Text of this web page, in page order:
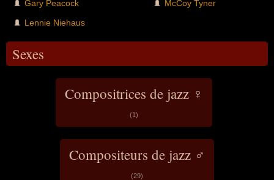
Gary Peacock
Lennie Niehaus
McCoy Tyner
Sexes
Compositrices de jazz ♀
(1)
Compositeurs de jazz ♂
(29)